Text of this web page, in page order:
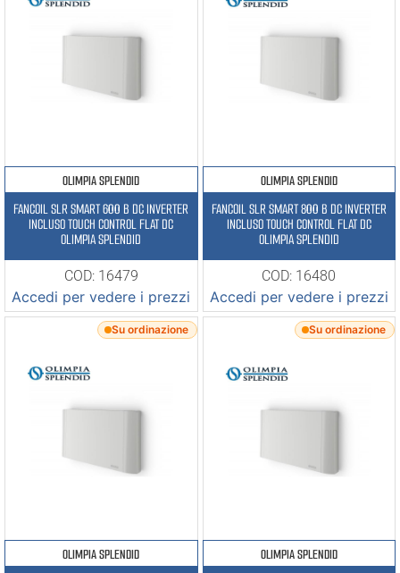
OLIMPIA SPLENDID
FANCOIL SLR SMART 600 B DC INVERTER
INCLUSO TOUCH CONTROL FLAT DC
OLIMPIA SPLENDID
COD: 16479
Accedi per vedere i prezzi
OLIMPIA SPLENDID
FANCOIL SLR SMART 800 B DC INVERTER
INCLUSO TOUCH CONTROL FLAT DC
OLIMPIA SPLENDID
COD: 16480
Accedi per vedere i prezzi
Su ordinazione
OLIMPIA SPLENDID
Su ordinazione
OLIMPIA SPLENDID